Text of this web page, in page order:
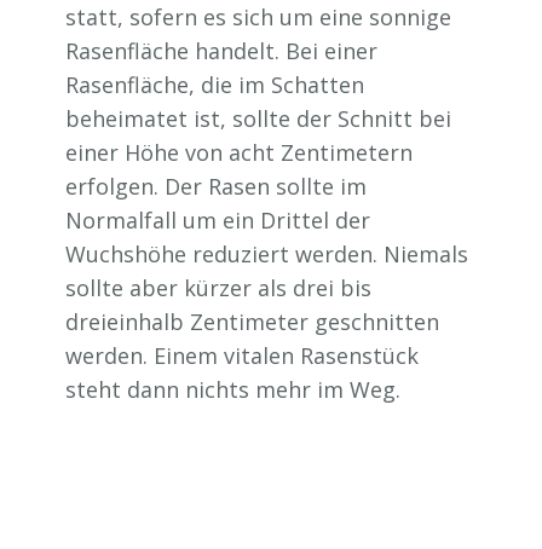
statt, sofern es sich um eine sonnige
Rasenfläche handelt. Bei einer
Rasenfläche, die im Schatten
beheimatet ist, sollte der Schnitt bei
einer Höhe von acht Zentimetern
erfolgen. Der Rasen sollte im
Normalfall um ein Drittel der
Wuchshöhe reduziert werden. Niemals
sollte aber kürzer als drei bis
dreieinhalb Zentimeter geschnitten
werden. Einem vitalen Rasenstück
steht dann nichts mehr im Weg.